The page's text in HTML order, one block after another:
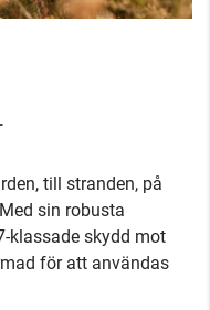
till stranden, på
sin robusta
klassade skydd mot
för att användas